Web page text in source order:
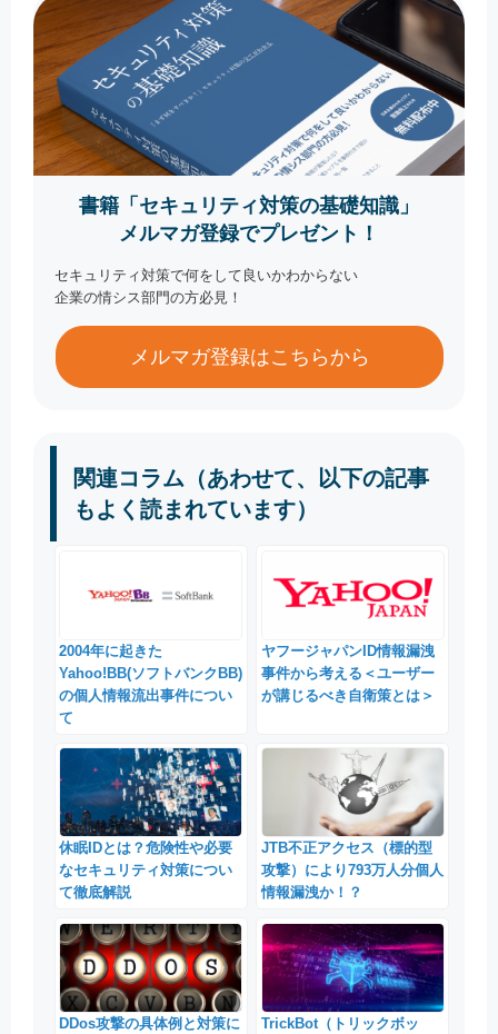
書籍「セキュリティ対策の基礎知識」
メルマガ登録でプレゼント！
セキュリティ対策で何をして良いかわからない
企業の情シス部門の方必見！
メルマガ登録はこちらから
関連コラム（あわせて、以下の記事
もよく読まれています）
2004年に起きた
Yahoo!BB(ソフトバンクBB)
の個人情報流出事件につい
て
ヤフージャパンID情報漏洩
事件から考える＜ユーザー
が講じるべき自衛策とは＞
休眠IDとは？危険性や必要
なセキュリティ対策につい
て徹底解説
JTB不正アクセス（標的型
攻撃）により793万人分個人
情報漏洩か！？
DDos攻撃の具体例と対策に
TrickBot（トリックボッ